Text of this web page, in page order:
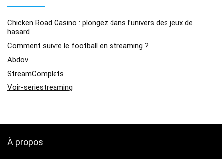
Chicken Road Casino : plongez dans l’univers des jeux de
hasard
Comment suivre le football en streaming ?
Abdov
StreamComplets
Voir-seriestreaming
À propos